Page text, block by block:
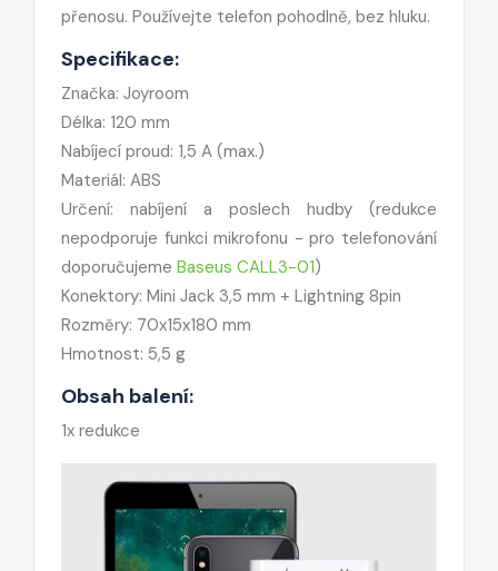
přenosu. Používejte telefon pohodlně, bez hluku.
Specifikace:
Značka: Joyroom
Délka: 120 mm
Nabíjecí proud: 1,5 A (max.)
Materiál: ABS
Určení: nabíjení a poslech hudby (redukce
nepodporuje funkci mikrofonu - pro telefonování
doporučujeme Baseus CALL3-01)
Konektory: Mini Jack 3,5 mm + Lightning 8pin
Rozměry: 70x15x180 mm
Hmotnost: 5,5 g
Obsah balení:
1x redukce